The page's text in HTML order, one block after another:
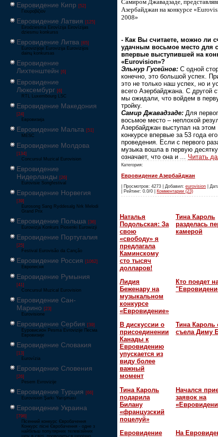
Евровидение Кипр [52]
Γιουροβίζιον
Евровидение Латвия [125]
Eirodziesma Eirovīzija Eirovīzijas
dziesmu konkurss
Евровидение Литва [65]
Eurovizijoje Eurovizija Eurovizijos
dainų konkursas
Евровидение
Лихтенштейн [6]
Евровидение
Люксембург [6]
RTL Luxembourg LSC
Евровидение Македония
[24]
Евровизија
Евровидение Мальта [51]
MESC
Евровидение Молдова
[134]
Concursul Muzical Eurovision
Евровидение
Нидерланды [26]
Eurovisie Songfestival
Евровидение Норвегия
[39]
Eurosong Sang Ryddesalg Nrk Melodi
Grand Prix
Евровидение Польша [36]
Eurowizja Konkurs Piosenki Eurowizji
Евровидение Португалия
[25]
Festival Eurovisão da Canção
Евровидение Россия [1062]
Европесня
Евровидение Румыния
[41]
Concursul Muzical Eurovision
Евровидение Сан-
Марино [23]
Eurovisione
Евровидение Сербия [39]
Еуровисион Pesma Evrovizije Песма
Евровизије
Евровидение Словакия
[13]
Eurovízia
Евровидение Словения
[26]
Pesem Evrovizije
Евровидение Турция [66]
Eurovision Şarkı Yarışması
Евровидение Украина
[796]
Пісенний конкурс Євробачення
Конкурс пісні Євробачення - одне з
найбільш популярних телевізійних
шоу в світі, проводиться щорічно,
Самиром Джавадзаде,
Азербайджан на конкурсе
2008»
- Как Вы считаете, можно ли
удачным восьмое место для
впервые выступившей на
«Eurovision»?
Эльнур Гусейнов: С одной
конечно, это большой успех.
это не только наш успех, но и
всего Азербайджана. С другой
мы ожидали, что войдем в
тройку.
Самир Джавадзаде: Для
восьмое место – неплохой
Азербайджан выступал на этом
конкурсе впервые за 53 года его
проведения. Если с первого
музыка вошла в первую
означает, что она и ... Читать
Категория:
Евровидение Азербайджан
| Просмотров: 4273 | Добавил: eurovision |
| Рейтинг: 0.0/0 | Комментарии (23)
Наталья
Подольская: За
свою
«свободу» я
предлагала
Каминскому
сто тысяч
долларов!
Тина Кароль
разделась
камерой
Лидия
Беженару на
музыкальном
конкурсе
«Евровидение»
Кто поедет
В дискуссии о
присоединении
Канады к
Евровидению
упускается из
виду более
важный
момент
Тина Кароль
съела Диму
Тина Кароль
подарила
Билану
«французский
поцелуй»
Начался
заявок на
Евровидение
На